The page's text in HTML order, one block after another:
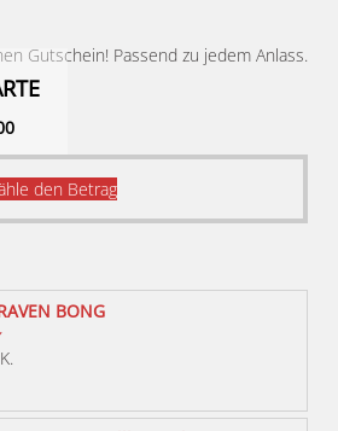
Gutschein! Passend zu jedem Anlass.
den BetragDieses
Produkt
BONG